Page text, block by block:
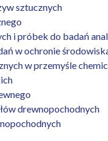
sztucznych
i próbek do badań
w ochronie
w przemyśle
drewnopochodnych